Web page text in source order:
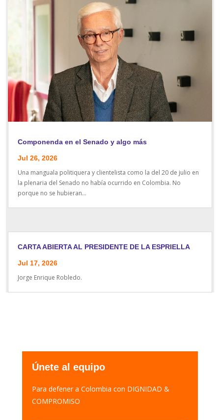
Componenda en el Senado y algo más
Jul 26, 2026
Una manguala politiquera y clientelista como la del 20 de julio en
la plenaria del Senado no había ocurrido en Colombia. No
porque no se hubieran...
CARTA ABIERTA AL PRESIDENTE DE LA ESPRIELLA
Jul 17, 2026
Jorge Enrique Robledo.
Únete al equipo
Para defener a Colombia con DIGNIDAD &
COMPROMISO